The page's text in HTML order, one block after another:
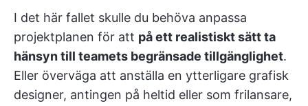
I det här fallet skulle du behöva anpassa
projektplanen för att på ett realistiskt sätt ta
hänsyn till teamets begränsade tillgänglighet.
Eller överväga att anställa en ytterligare grafisk
designer, antingen på heltid eller som frilansare,